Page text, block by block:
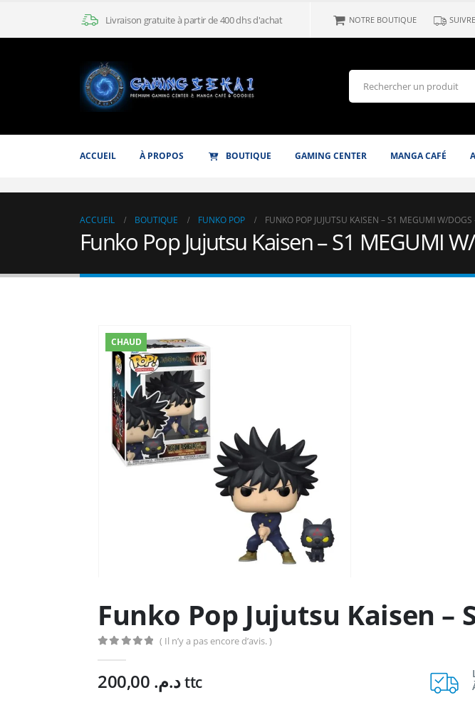
Livraison gratuite à partir de 400 dhs d'achat NOTRE BOUTIQUE
ACCUEIL À PROPOS BOUTIQUE GAMING CENTER MANGA CAFÉ
ACCUEIL BOUTIQUE FUNKO POP FUNKO POP JUJUTSU KAISEN – S1 MEGUMI W/DOGS
Funko Pop Jujutsu Kaisen – S1 MEGUMI
CHAUD
Funko Pop Jujutsu Kaisen –
( Il n’y a pas encore d’avis. )
د.م.ttc